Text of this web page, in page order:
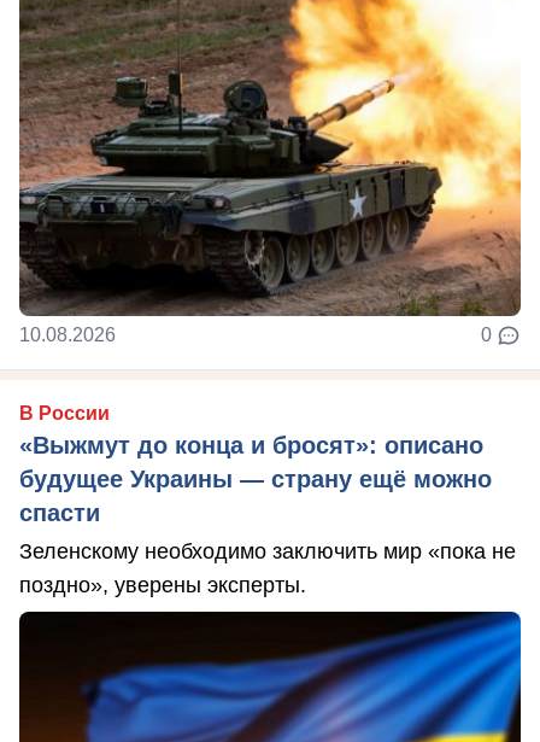
10.08.2026 0
В России
«Выжмут до конца и бросят»: описано
будущее Украины — страну ещё можно
спасти
Зеленскому необходимо заключить мир «пока не
поздно», уверены эксперты.